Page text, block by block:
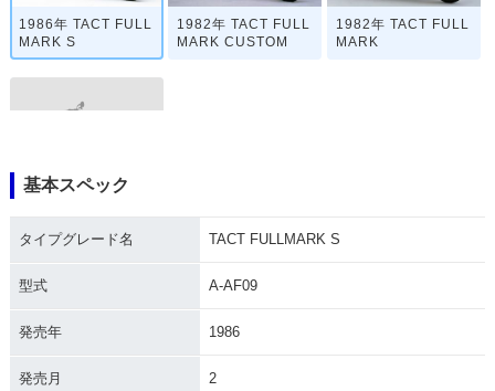
1986年 TACT FULL
MARK S
1982年 TACT FULL
MARK CUSTOM
1982年 TACT FULL
MARK
基本スペック
タイプグレード名 TACT FULLMARK S
型式 A-AF09
発売年 1986
発売月 2